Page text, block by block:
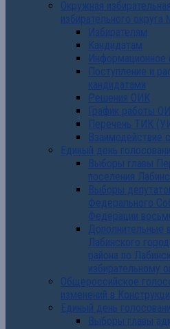
Окружная
избирательного
Избирателям
Кандидатам
Информационное
Поступление и
кандидатами
Решения ОИК
График работы
Перечень ТИК
Взаимодействие
Единый день
Выборы главы
поселения
Выборы
Федерального
Федерации
Дополнительные
Лабинского
района по
избирательному
Общероссийское
изменений в
Единый день
Выборы главы